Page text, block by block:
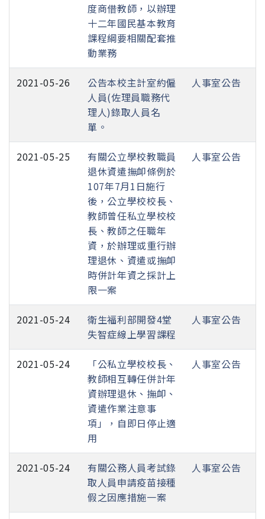
度商借教師，以辦理
十二年國民基本教育
課程綱要相關配套推
動業務
2021-05-26
公告本校主計室約僱
人員(佐理員職務代
理人)錄取人員名
單。
人事室公告
2021-05-25
有關公立學校教職員
退休資遣撫卹條例於
107年7月1日施行
後，公立學校校長、
教師曾任私立學校校
長、教師之任職年
資，於辦理或重行辦
理退休、資遣或撫卹
時併計年資之採計上
限一案
人事室公告
2021-05-24
衛生福利部開發4堂
失智症線上學習課程
人事室公告
2021-05-24
「公私立學校校長、
教師相互轉任併計年
資辦理退休、撫卹、
資遣作業注意事
項」，自即日停止適
用
人事室公告
2021-05-24
有關公務人員考試錄
取人員申請疫苗接種
假之因應措施一案
人事室公告